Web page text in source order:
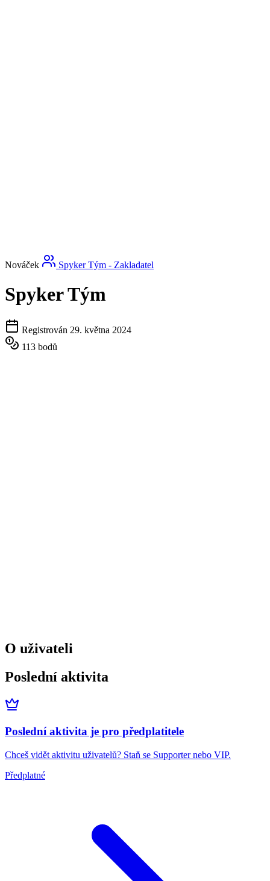
Nováček Spyker Tým - Zakladatel
Spyker Tým
Registrován 29. května 2024
113 bodů
O uživateli
Poslední aktivita
Poslední aktivita je pro předplatitele
Chceš vidět aktivitu uživatelů? Staň se Supporter nebo VIP.
Předplatné